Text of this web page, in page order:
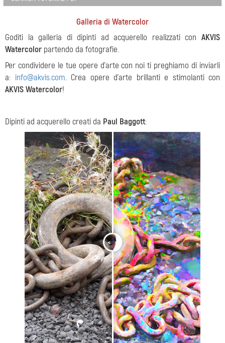
Galleria di Watercolor
Goditi la galleria di dipinti ad acquerello realizzati con AKVIS
Watercolor partendo da fotografie.
Per condividere le tue opere d'arte con noi ti preghiamo di inviarli
a: info@akvis.com. Crea opere d'arte brillanti e stimolanti con
AKVIS Watercolor!
Dipinti ad acquerello creati da Paul Baggott:
< >